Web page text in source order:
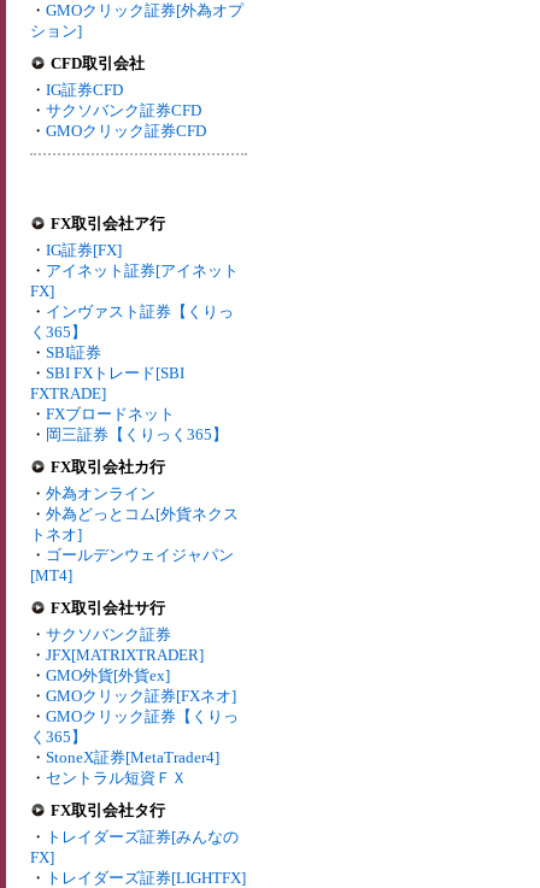
・ GMOクリック証券[外為オプ
ション]
CFD取引会社
・ IG証券CFD
・ サクソバンク証券CFD
・ GMOクリック証券CFD
FX取引会社ア行
・ IG証券[FX]
・ アイネット証券[アイネット
FX]
・ インヴァスト証券【くりっ
く365】
・ SBI証券
・ SBI FXトレード[SBI
FXTRADE]
・ FXブロードネット
・ 岡三証券【くりっく365】
FX取引会社カ行
・ 外為オンライン
・ 外為どっとコム[外貨ネクス
トネオ]
・ ゴールデンウェイジャパン
[MT4]
FX取引会社サ行
・ サクソバンク証券
・ JFX[MATRIXTRADER]
・ GMO外貨[外貨ex]
・ GMOクリック証券[FXネオ]
・ GMOクリック証券【くりっ
く365】
・ StoneX証券[MetaTrader4]
・ セントラル短資ＦＸ
FX取引会社タ行
・ トレイダーズ証券[みんなの
FX]
・ トレイダーズ証券[LIGHTFX]